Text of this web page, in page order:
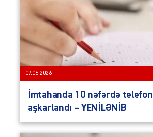
07.06.2026
İmtahanda 10 nəfərdə telefon
aşkarlandı – YENİLƏNİB